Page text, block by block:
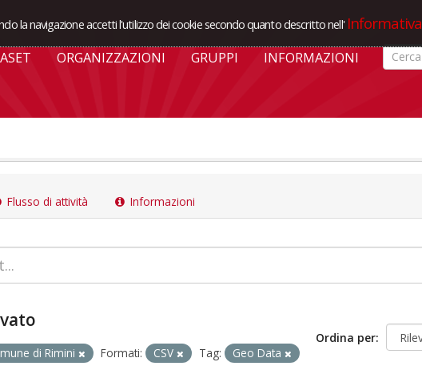
la navigazione accetti l'utilizzo dei cookie secondo quanto descritto nell' Informativa
ORGANIZZAZIONI GRUPPI INFORMAZIONI
Flusso di attività Informazioni
Ordina per
di Rimini Formati: CSV Tag:
Geo Data